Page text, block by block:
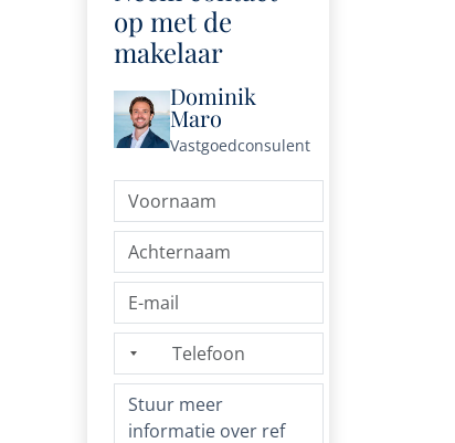
op met de
makelaar
Dominik
Maro
Vastgoedconsulent